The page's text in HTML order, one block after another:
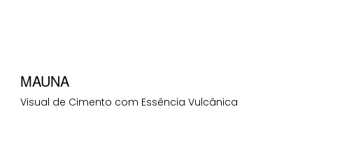
MAUNA
Visual de Cimento com Essência Vulcânica